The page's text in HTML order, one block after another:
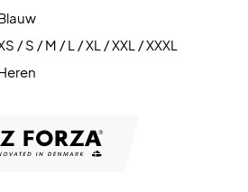
/ S / M / L / XL / XXL / XXXL